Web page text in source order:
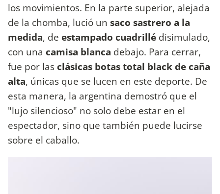
los movimientos. En la parte superior, alejada
de la chomba, lució un saco sastrero a la
medida, de estampado cuadrillé disimulado,
con una camisa blanca debajo. Para cerrar,
fue por las clásicas botas total black de caña
alta, únicas que se lucen en este deporte. De
esta manera, la argentina demostró que el
"lujo silencioso" no solo debe estar en el
espectador, sino que también puede lucirse
sobre el caballo.